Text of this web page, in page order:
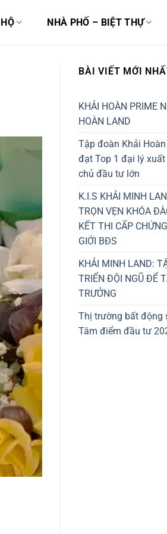
NHÀ PHỐ – BIỆT THỰ
BÀI VIẾT MỚI
KHẢI HOÀN PRIME
HOÀN LAND
Tập đoàn Khải
đạt Top 1 đại lý
chủ đầu tư lớn
K.I.S KHẢI MINH
TRỌN VẸN KHÓA
KẾT THI CẤP
GIỚI BĐS
KHẢI MINH LAND:
TRIỂN ĐỘI NGŨ ĐỂ
TRƯỞNG
Thị trường bất động
Tâm điểm đầu tư